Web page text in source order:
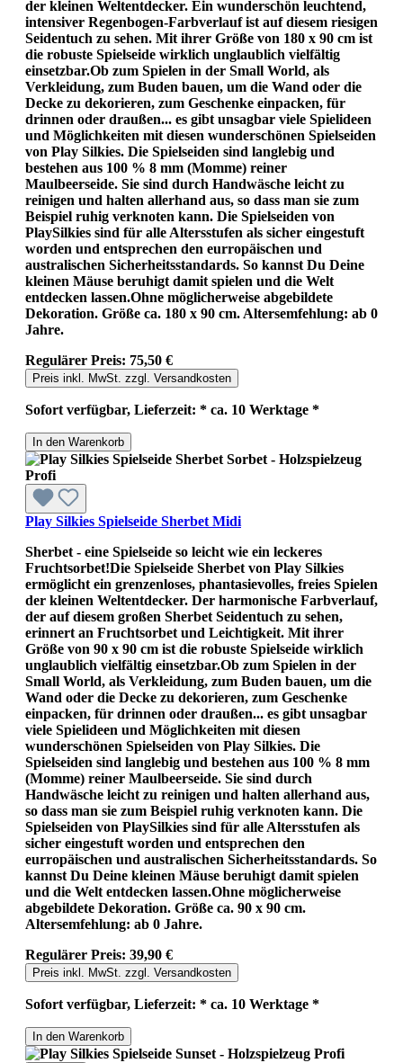
der kleinen Weltentdecker. Ein wunderschön leuchtend,
intensiver Regenbogen-Farbverlauf ist auf diesem riesigen
Seidentuch zu sehen. Mit ihrer Größe von 180 x 90 cm ist
die robuste Spielseide wirklich unglaublich vielfältig
einsetzbar.Ob zum Spielen in der Small World, als
Verkleidung, zum Buden bauen, um die Wand oder die
Decke zu dekorieren, zum Geschenke einpacken, für
drinnen oder draußen... es gibt unsagbar viele Spielideen
und Möglichkeiten mit diesen wunderschönen Spielseiden
von Play Silkies. Die Spielseiden sind langlebig und
bestehen aus 100 % 8 mm (Momme) reiner
Maulbeerseide. Sie sind durch Handwäsche leicht zu
reinigen und halten allerhand aus, so dass man sie zum
Beispiel ruhig verknoten kann. Die Spielseiden von
PlaySilkies sind für alle Altersstufen als sicher eingestuft
worden und entsprechen den eurropäischen und
australischen Sicherheitsstandards. So kannst Du Deine
kleinen Mäuse beruhigt damit spielen und die Welt
entdecken lassen.Ohne möglicherweise abgebildete
Dekoration. Größe ca. 180 x 90 cm. Altersemfehlung: ab 0
Jahre.
Regulärer Preis: 75,50 €
Preis inkl. MwSt. zzgl. Versandkosten
Sofort verfügbar, Lieferzeit: * ca. 10 Werktage *
In den Warenkorb
Play Silkies Spielseide Sherbet Midi
Sherbet - eine Spielseide so leicht wie ein leckeres
Fruchtsorbet!Die Spielseide Sherbet von Play Silkies
ermöglicht ein grenzenloses, phantasievolles, freies Spielen
der kleinen Weltentdecker. Der harmonische Farbverlauf,
der auf diesem großen Sherbet Seidentuch zu sehen,
erinnert an Fruchtsorbet und Leichtigkeit. Mit ihrer
Größe von 90 x 90 cm ist die robuste Spielseide wirklich
unglaublich vielfältig einsetzbar.Ob zum Spielen in der
Small World, als Verkleidung, zum Buden bauen, um die
Wand oder die Decke zu dekorieren, zum Geschenke
einpacken, für drinnen oder draußen... es gibt unsagbar
viele Spielideen und Möglichkeiten mit diesen
wunderschönen Spielseiden von Play Silkies. Die
Spielseiden sind langlebig und bestehen aus 100 % 8 mm
(Momme) reiner Maulbeerseide. Sie sind durch
Handwäsche leicht zu reinigen und halten allerhand aus,
so dass man sie zum Beispiel ruhig verknoten kann. Die
Spielseiden von PlaySilkies sind für alle Altersstufen als
sicher eingestuft worden und entsprechen den
eurropäischen und australischen Sicherheitsstandards. So
kannst Du Deine kleinen Mäuse beruhigt damit spielen
und die Welt entdecken lassen.Ohne möglicherweise
abgebildete Dekoration. Größe ca. 90 x 90 cm.
Altersemfehlung: ab 0 Jahre.
Regulärer Preis: 39,90 €
Preis inkl. MwSt. zzgl. Versandkosten
Sofort verfügbar, Lieferzeit: * ca. 10 Werktage *
In den Warenkorb